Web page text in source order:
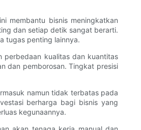
membantu bisnis meningkatkan
dan setiap detik sangat berarti.
tugas penting lainnya.
perbedaan kualitas dan kuantitas
dan pemborosan. Tingkat presisi
namun tidak terbatas pada
berharga bagi bisnis yang
kegunaannya.